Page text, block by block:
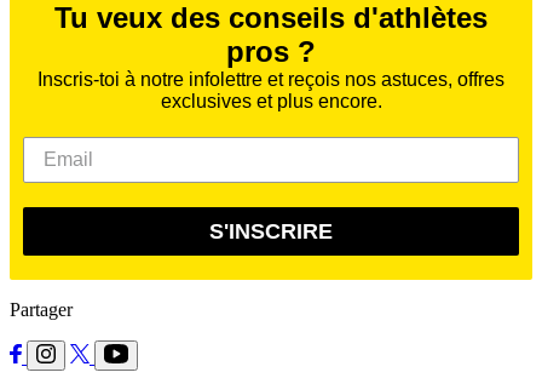
Tu veux des conseils d'athlètes
pros ?
Inscris-toi à notre infolettre et reçois nos astuces, offres
exclusives et plus encore.
S'INSCRIRE
Partager